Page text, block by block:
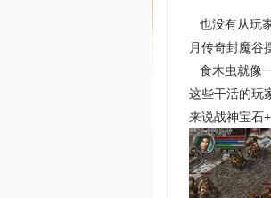
也没有从玩
月传奇封魔谷
食木虫就像
这些干活的玩
来说战神宝石+